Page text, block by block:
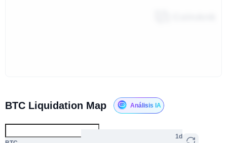
BTC Liquidation Map Análisis IA
1d